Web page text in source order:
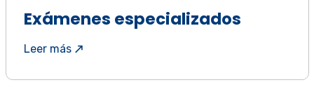
Exámenes especializados
Leer más